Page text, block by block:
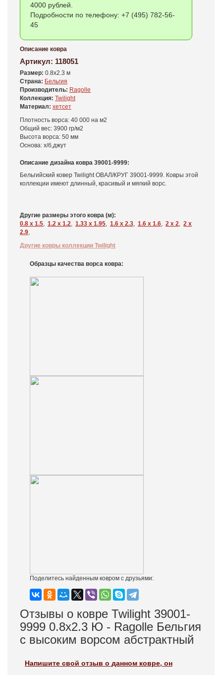
4000 рублей.
Подробности по телефону: +7 (495) 782-56-
45
Описание ковра
Артикул: 118051
Размер: 0.8x2.3 м
Страна: Бельгия
Производитель: Ragolle
Коллекция: Twilight
Материал: хетсет
Плотность ворса: 40 000 на м2
Общий вес: 3900 гр/м2
Высота ворса: 50 мм
Основа: х/б,джут
Описание дизайна ковра 39001-9999:
Бельгийский ковер Twilight ОВАЛ/КРУГ 39001-9999. Ковры этой
коллекции имеют длинный, красивый и мягкий ворс.
Другие размеры этого ковра (м):
0.8 x 1.5, 1.2 x 1.2, 1.33 x 1.95, 1.6 x 2.3, 1.6 x 1.6, 2 x 2, 2 x
2.9,
Другие ковры коллекции Twilight
Образцы качества ворса ковра:
Поделитесь найденным ковром с друзьями:
Отзывы о ковре Twilight 39001-
9999 0.8x2.3 Ю - Ragolle Бельгия
c высоким ворсом абстрактный
Напишите свой отзыв о данном ковре, он